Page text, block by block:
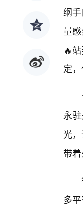
纲
量
🔥
定
永
光
带
多平